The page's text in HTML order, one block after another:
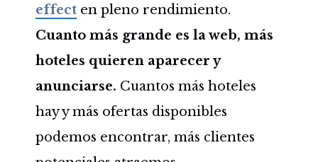
effecten pleno rendimiento.
Cuanto más grande es la web, más
hoteles quieren aparecer y
anunciarse. Cuantos más hoteles
hay y más ofertas disponibles
podemos encontrar, más clientes